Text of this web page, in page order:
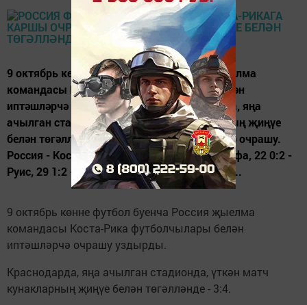
9 октябрь көнне футбол буенча Россия җыелма
командасы Коста-Рика футболчылары белән
иптәшләрчә очрашу уздырды. Краснодарда, яңа
ачылган стадионда, үткән матч кунакларның җиңүе
белән төгәлләнде - 3:4. Футбол. Иптәшләрчә очрашу.
Россия - Коста-Рика - 3:4 (1:3). 0:1 - Асофейфа, 22 0:2 -
Руис, 29 1:2 - Самедов, 31 1:3 - Березуцкий,...
9 октябрь көнне футбол буенча Россия җыелма
командасы Коста-Рика футболчылары белән
иптәшләрчә очрашу уздырды.
Краснодарда, яңа ачылган стадионда, үткән матч
кунакларның җиңүе белән төгәлләнде - 3:4.